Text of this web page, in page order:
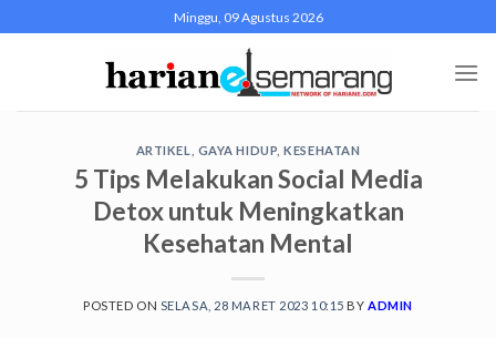
to
Minggu, 09 Agustus 2026
ARTIKEL GAYA HIDUP ,KESEHATAN
5 Tips Melakukan Social Media
Detox untuk Meningkatkan
Kesehatan Mental
POSTED ON SELASA, 28 MARET 2023 10:15 BY ADMIN